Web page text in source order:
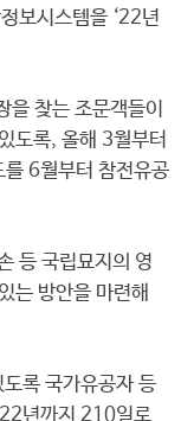
보시스템을 ‘22년
찾는 조문객들이
도록, 올해 3월부터
6월부터 참전유공
등 국립묘지의 영
는 방안을 마련해
록 국가유공자 등
년까지 210일로